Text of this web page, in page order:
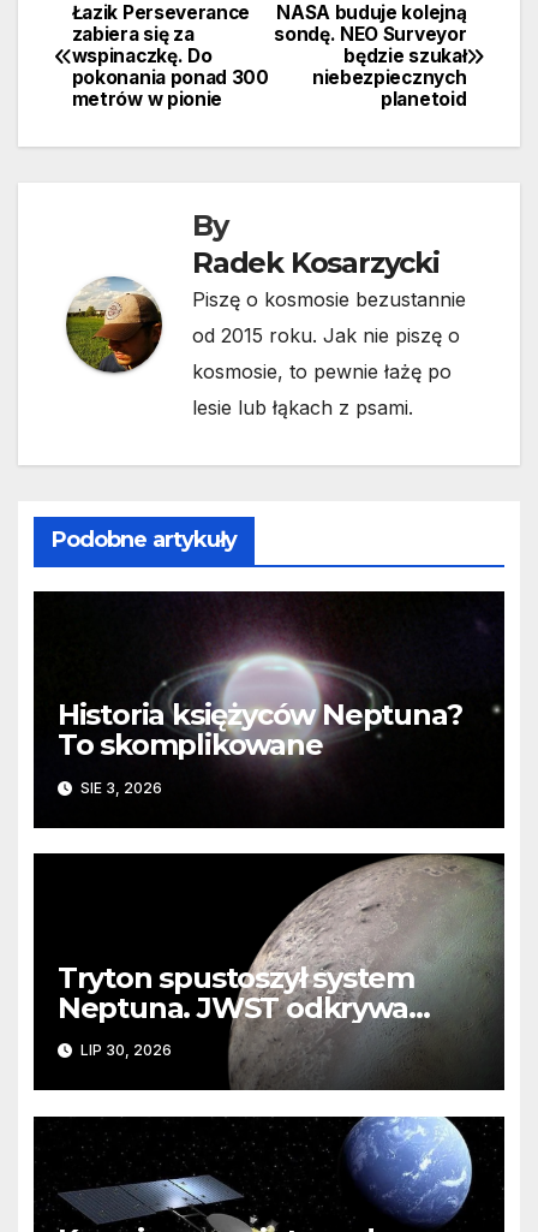
Nawigacja
wpisu
NASA buduje kolejną
sondę. NEO Surveyor
będzie szukał
niebezpiecznych
planetoid
Łazik Perseverance
zabiera się za
wspinaczkę. Do
pokonania ponad 300
metrów w pionie
By
Radek Kosarzycki
Piszę o kosmosie bezustannie
od 2015 roku. Jak nie piszę o
kosmosie, to pewnie łażę po
lesie lub łąkach z psami.
Podobne artykuły
Historia księżyców Neptuna?
To skomplikowane
SIE 3, 2026
Tryton spustoszył system
Neptuna. JWST odkrywa
ślady kosmicznej katastrofy i
zaginionego lodu
LIP 30, 2026